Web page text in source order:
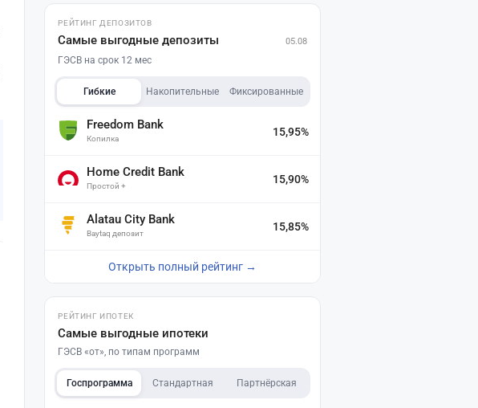
РЕЙТИНГ ДЕПОЗИТОВ
Самые выгодные депозиты 05.08
ГЭСВ на срок 12 мес
Гибкие Накопительные Фиксированные
Freedom Bank
Копилка
15,95%
Home Credit Bank
Простой +
15,90%
Alatau City Bank
Baytaq депозит
15,85%
Открыть полный рейтинг →
РЕЙТИНГ ИПОТЕК
Самые выгодные ипотеки
ГЭСВ «от», по типам программ
Госпрограмма Стандартная Партнёрская